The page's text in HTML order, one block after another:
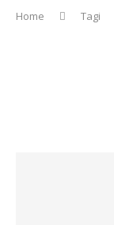
Home Tagi